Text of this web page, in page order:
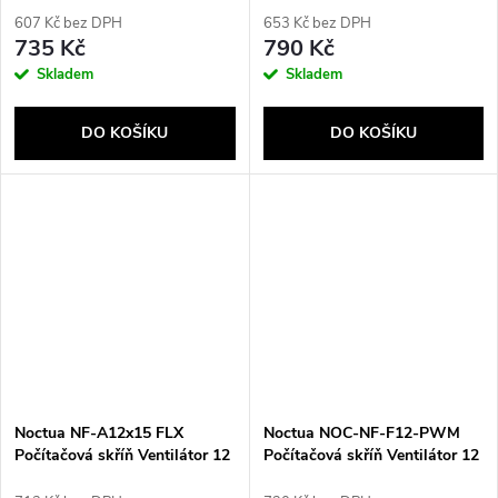
Béžová, Hnědá
607 Kč bez DPH
735 Kč
Skladem
DO KOŠÍKU
cm Černá
653 Kč bez DPH
790 Kč
Skladem
DO KOŠÍKU
Noctua NF-A12x15 FLX
Počítačová skříň Ventilátor 12
Noctua NOC-NF-F12-PWM
Počítačová skříň Ventilátor 12